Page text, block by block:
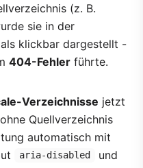
(z. B.
sie in der
klickbar dargestellt -
404-Fehler führte.
Verzeichnisse jetzt
Quellverzeichnis
automatisch mit
aria-disabled
und